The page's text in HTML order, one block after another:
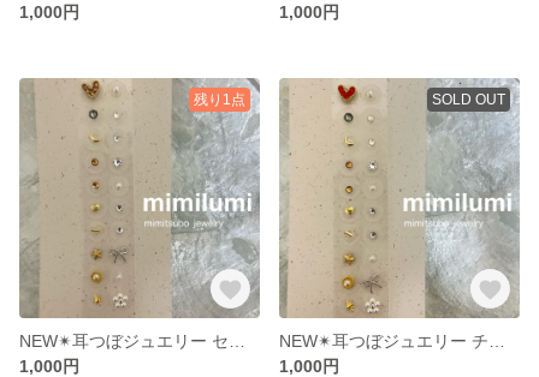
1,000円
1,000円
残り1点
1,000円
SOLD OUT
1,000円